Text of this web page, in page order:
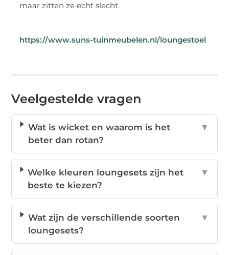
maar zitten ze echt slecht.
https://www.suns-tuinmeubelen.nl/loungestoel
Veelgestelde vragen
Wat is wicket en waarom is het
beter dan rotan?
▼
Welke kleuren loungesets zijn het
beste te kiezen?
▼
Wat zijn de verschillende soorten
loungesets?
▼